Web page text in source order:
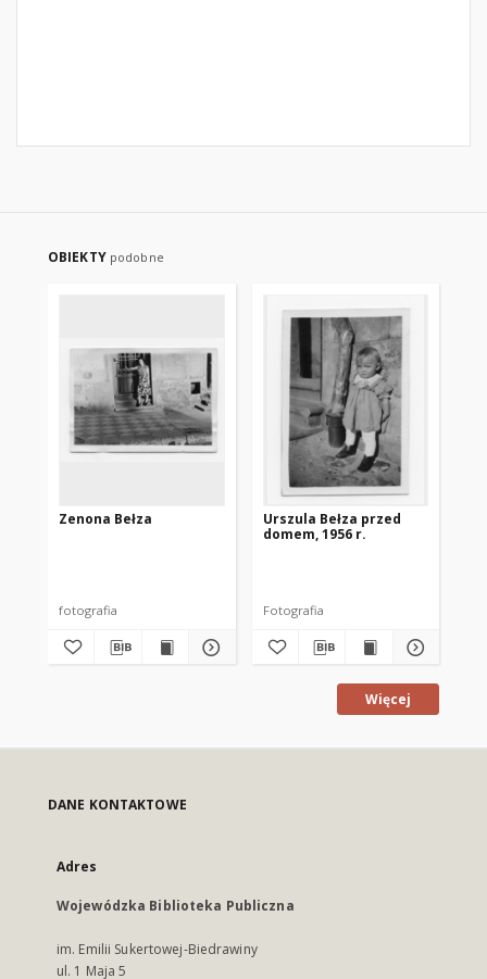
OBIEKTY podobne
Zenona Bełza
fotografia
Urszula Bełza przed
domem, 1956 r.
Fotografia
Więcej
DANE KONTAKTOWE
Adres
Wojewódzka Biblioteka Publiczna
im. Emilii Sukertowej-Biedrawiny
ul. 1 Maja 5